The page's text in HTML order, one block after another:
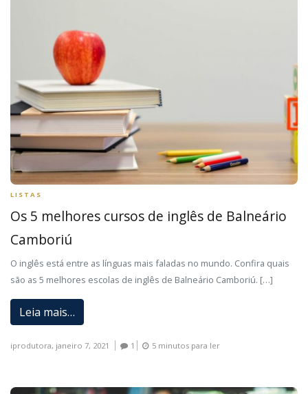
LISTAS
Os 5 melhores cursos de inglês de Balneário
Camboriú
O inglês está entre as línguas mais faladas no mundo. Confira quais
são as 5 melhores escolas de inglês de Balneário Camboriú. […]
Leia mais…
iprodutora, janeiro 7, 2021 1 5 minutos para ler